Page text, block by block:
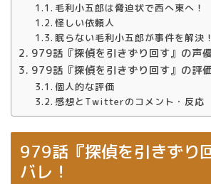
毛利小五郎は脅迫状で西へ東へ！
怪しい依頼人
眠らない毛利小五郎が事件を解決！
979話『探偵を引きずり回す』の声
979話『探偵を引きずり回す』の評
個人的な評価
感想とTwitterのコメント・反応
979話『探偵を引きずり
バレ！